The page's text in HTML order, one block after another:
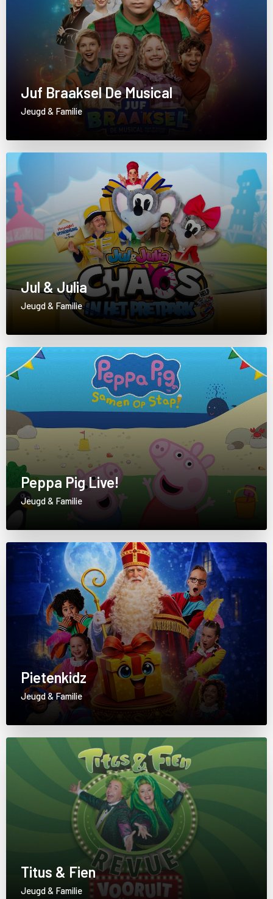
Juf Braaksel De Musical
Jeugd & Familie
Jul & Julia
Jeugd & Familie
Peppa Pig Live!
Jeugd & Familie
Pietenkidz
Jeugd & Familie
Titus & Fien
Jeugd & Familie